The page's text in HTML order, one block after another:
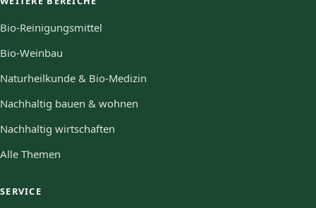
Bio-Reinigungsmittel
Bio-Weinbau
Naturheilkunde & Bio-Medizin
Nachhaltig bauen & wohnen
Nachhaltig wirtschaften
Alle Themen
SERVICE